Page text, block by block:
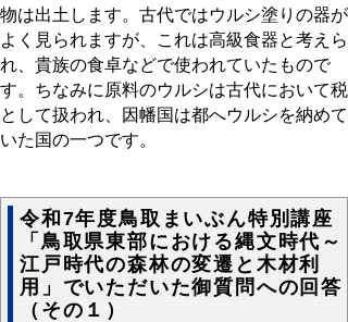
物は出土します。古代ではウルシ塗りの器が
よく見られますが、これは高級食器と考えら
れ、貴族の食卓などで使われていたもので
す。ちなみに原料のウルシは古代において税
として扱われ、因幡国は都へウルシを納めて
いた国の一つです。
令和7年度鳥取まいぶん特別講座
「鳥取県東部における縄文時代～
江戸時代の森林の変遷と木材利
用」でいただいた御質問への回答
（その１）